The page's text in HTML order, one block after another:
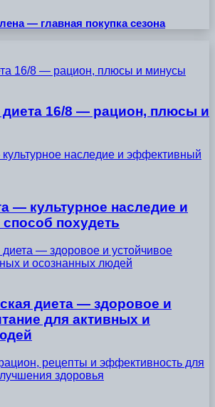
— главная покупка сезона
16/8 — рацион, плюсы и минусы
диета 16/8 — рацион, плюсы и
наследие и эффективный
— культурное наследие и
похудеть
диета — здоровое и устойчивое
и осознанных людей
диета — здоровое и
для активных и
рецепты и эффективность для
здоровья